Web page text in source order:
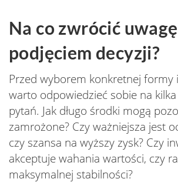
Na co zwrócić
podjęciem decyzji?
Przed wyborem konkretnej formy
warto odpowiedzieć sobie na
pytań. Jak długo środki mogą
zamrożone? Czy ważniejsza jest
czy szansa na wyższy zysk? Czy
akceptuje wahania wartości, czy
maksymalnej stabilności?